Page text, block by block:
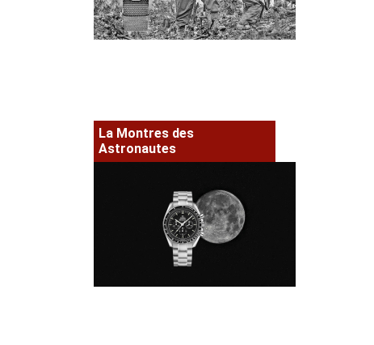
La Montres des
Astronautes